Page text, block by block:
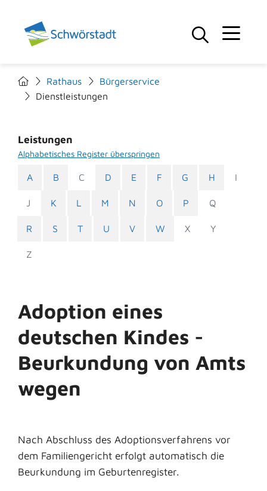
Rathaus
Bürgerservice
Dienstleistungen
Leistungen
Alphabetisches Register überspringen
A B C D E F G H I
J K L M N O P Q
R S T U V W X Y
Z
Adoption eines
deutschen Kindes -
Beurkundung von Amts
wegen
Nach Abschluss des Adoptionsverfahrens vor
dem Familiengericht erfolgt automatisch die
Beurkundung im Geburtenregister.